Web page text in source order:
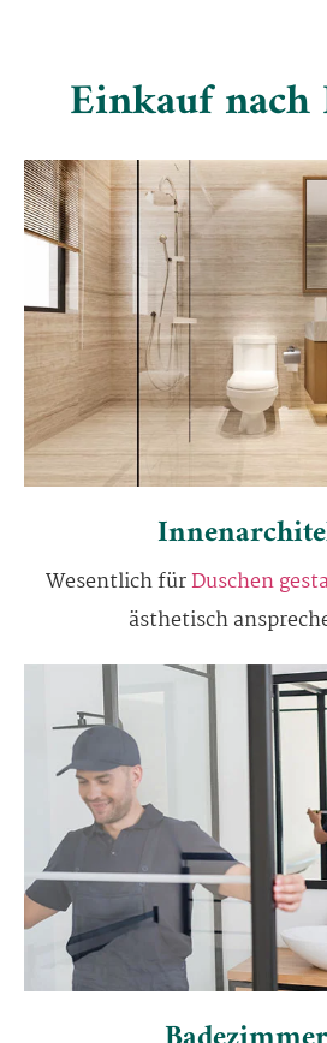
Einkauf nach
Wesentlich fürDuschen
ästhetisch